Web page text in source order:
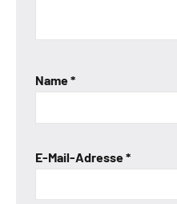
Name*
E-Mail-Adresse*